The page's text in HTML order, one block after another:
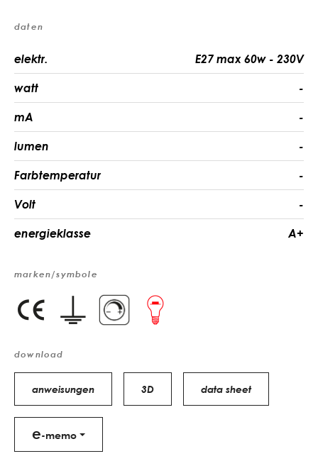
daten
elektr. E27 max 60w - 230V
watt -
mA -
lumen -
Farbtemperatur -
Volt -
energieklasse A+
marken/symbole
download
anweisungen 3D data sheet
e-memo